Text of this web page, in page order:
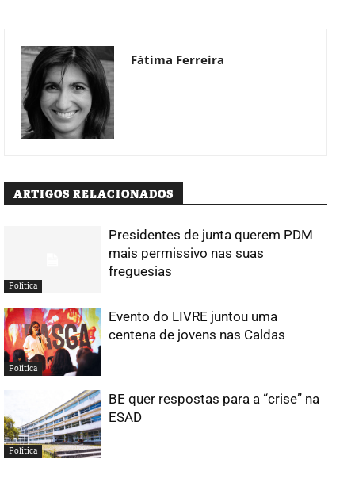
Fátima Ferreira
ARTIGOS RELACIONADOS
Política
Presidentes de junta querem PDM
mais permissivo nas suas
freguesias
Política
Evento do LIVRE juntou uma
centena de jovens nas Caldas
Política
BE quer respostas para a “crise” na
ESAD